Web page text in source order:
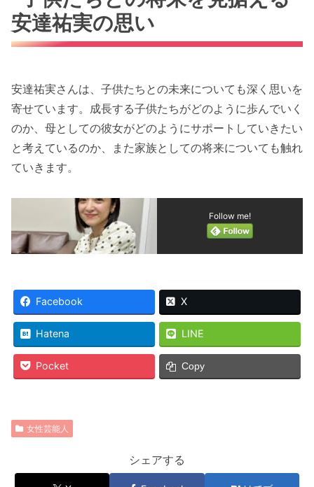
安達祐実の思い
安達祐実さんは、子供たちとの未来についても深く思いを
寄せています。成長する子供たちがどのように歩んでいく
のか、母としての彼女がどのようにサポートしていきたい
と考えているのか、また家族としての将来についても触れ
ていきます。
Follow me!
Facebook X
Hatena LINE
Pocket Copy
女性芸能人
シェアする